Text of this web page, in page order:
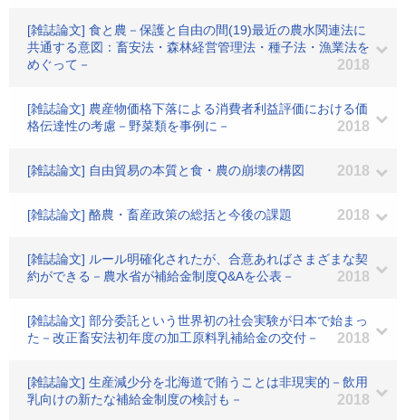
[雑誌論文] 食と農－保護と自由の間(19)最近の農水関連法に
共通する意図：畜安法・森林経営管理法・種子法・漁業法を
めぐって－
2018
[雑誌論文] 農産物価格下落による消費者利益評価における価
格伝達性の考慮－野菜類を事例に－
2018
[雑誌論文] 自由貿易の本質と食・農の崩壊の構図 2018
[雑誌論文] 酪農・畜産政策の総括と今後の課題 2018
[雑誌論文] ルール明確化されたが、合意あればさまざまな契
約ができる－農水省が補給金制度Q&Aを公表－
2018
[雑誌論文] 部分委託という世界初の社会実験が日本で始まっ
た－改正畜安法初年度の加工原料乳補給金の交付－
2018
[雑誌論文] 生産減少分を北海道で賄うことは非現実的－飲用
乳向けの新たな補給金制度の検討も－
2018